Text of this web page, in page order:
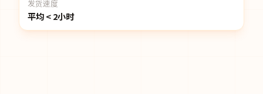
发货速度
平均 < 2小时